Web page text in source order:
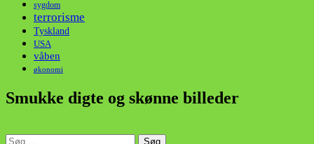
sygdom
terrorisme
Tyskland
USA
våben
økonomi
Smukke digte og skønne billeder
Søg